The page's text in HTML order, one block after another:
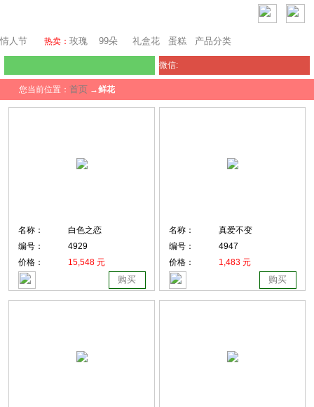
情人节 热卖： 玫瑰 99朵 礼盒花 蛋糕 产品分类
微信:
您当前位置： 首页 →鲜花
名称：
白色之恋
编号：
4929
价格：
15,548 元
购买
名称：
真爱不变
编号：
4947
价格：
1,483 元
购买